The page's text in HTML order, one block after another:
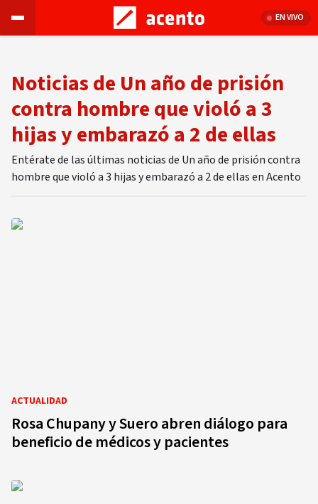
EN VIVO
Noticias de Un año de prisión
contra hombre que violó a 3
hijas y embarazó a 2 de ellas
Entérate de las últimas noticias de Un año de prisión contra
hombre que violó a 3 hijas y embarazó a 2 de ellas en Acento
ACTUALIDAD
Rosa Chupany y Suero abren diálogo para
beneficio de médicos y pacientes